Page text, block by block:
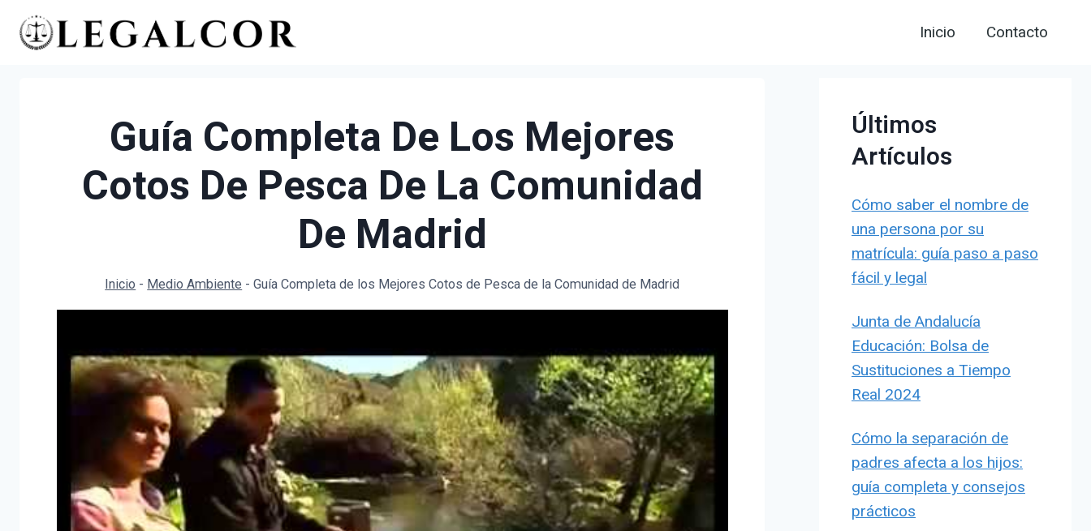
Saltar
Inicio Contacto
Guía Completa De Los Mejores
Cotos De Pesca De La Comunidad
De Madrid
Inicio - Medio Ambiente -Guía Completa de los Mejores Cotos de Pesca de la Comunidad de Madrid
Últimos
Artículos
Cómo saber el nombre de
una persona por su
matrícula: guía paso a paso
fácil y legal
Junta de Andalucía
Educación: Bolsa de
Sustituciones a Tiempo
Real 2024
Cómo la separación de
padres afecta a los hijos:
guía completa y consejos
prácticos